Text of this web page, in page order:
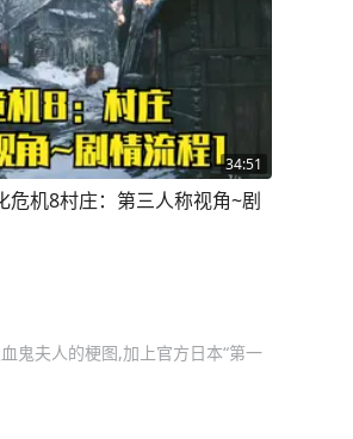
34:51
危机8村庄：第三人称视角~剧
鬼夫人的梗图,加上官方日本“第一